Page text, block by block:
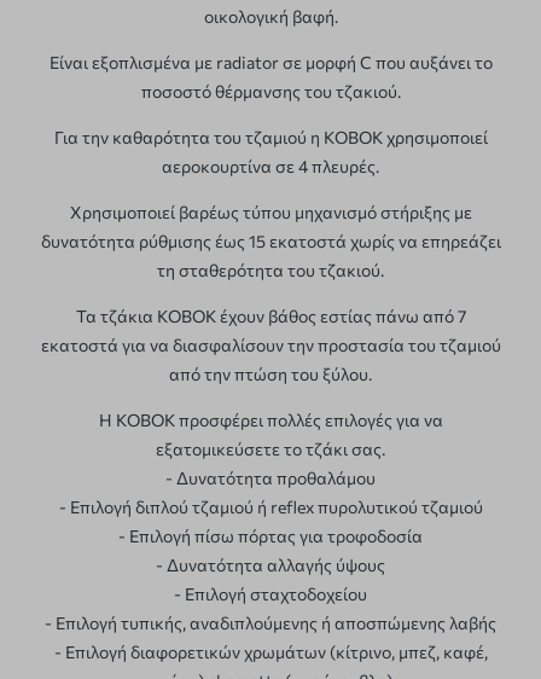
οικολογική βαφή.
Είναι εξοπλισμένα με radiator σε μορφή C που αυξάνει το
ποσοστό θέρμανσης του τζακιού.
Για την καθαρότητα του τζαμιού η KOBOK χρησιμοποιεί
αεροκουρτίνα σε 4 πλευρές.
Χρησιμοποιεί βαρέως τύπου μηχανισμό στήριξης με
δυνατότητα ρύθμισης έως 15 εκατοστά χωρίς να επηρεάζει
τη σταθερότητα του τζακιού.
Τα τζάκια KOBOK έχουν βάθος εστίας πάνω από 7
εκατοστά για να διασφαλίσουν την προστασία του τζαμιού
από την πτώση του ξύλου.
Η KOBOK προσφέρει πολλές επιλογές για να
εξατομικεύσετε το τζάκι σας.
- Δυνατότητα προθαλάμου
- Επιλογή διπλού τζαμιού ή reflex πυρολυτικού τζαμιού
- Επιλογή πίσω πόρτας για τροφοδοσία
- Δυνατότητα αλλαγής ύψους
- Επιλογή σταχτοδοχείου
- Επιλογή τυπικής, αναδιπλούμενης ή αποσπώμενης λαβής
- Επιλογή διαφορετικών χρωμάτων (κίτρινο, μπεζ, καφέ,